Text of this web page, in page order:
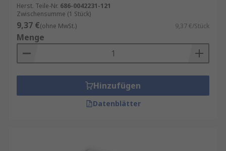
Herst. Teile-Nr. 686-0042231-121
Zwischensumme (1 Stück)
9,37 €(ohne MwSt.) 9,37 €/Stück
Menge
Hinzufügen
Datenblätter